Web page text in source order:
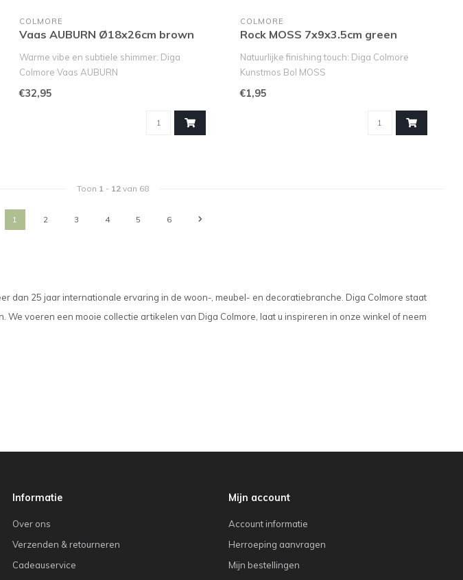
COLMORE
Vaas AUBURN Ø18x26cm brown
Warme vibe en subtiele shimmer: Diga
Colmore Vaas AUBURN
Zoek je een echte eyec..
€32,95
COLMORE
Rock MOSS 7x9x3.5cm green
Natuurlijke finishing touch: Diga Colmore
Kunstmos Bol MOSS
Zoek je de perfecte..
€1,95
Toon 1 - 12van 68
1 2 3 4 5 6
dan 25 jaar internationale ervaring in de woon-, meubel- en decoratiebranche. Diga Colmore staat
We voeren een mooie collectie artikelen van Diga Colmore, laat u inspireren in onze winkel of neem
Informatie
Over ons
Verzenden & retourneren
Cadeauservice
Mijn account
Account informatie
Herroeping aanvragen
Mijn bestellingen